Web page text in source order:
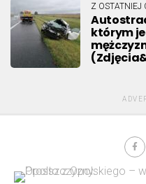
Z OSTATNIEJ
którym